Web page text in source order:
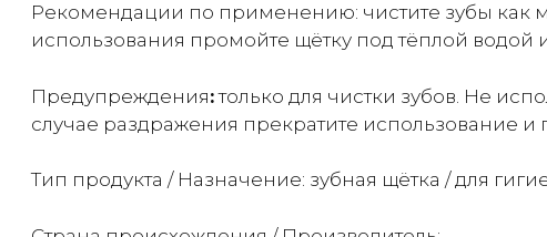
Рекомендации по применению: чистите зубы как
использования промойте щётку под тёплой водой
Предупреждения:только для чистки зубов. Не
случае раздражения прекратите использование и
Тип продукта / Назначение: зубная щётка / для